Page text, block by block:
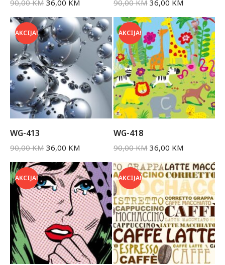
90,00KM 36,00 KM 90,00KM 36,00 KM
AKCIJA!
WG-413
90,00KM 36,00 KM
AKCIJA!
WG-418
90,00KM 36,00 KM
AKCIJA! AKCIJA!